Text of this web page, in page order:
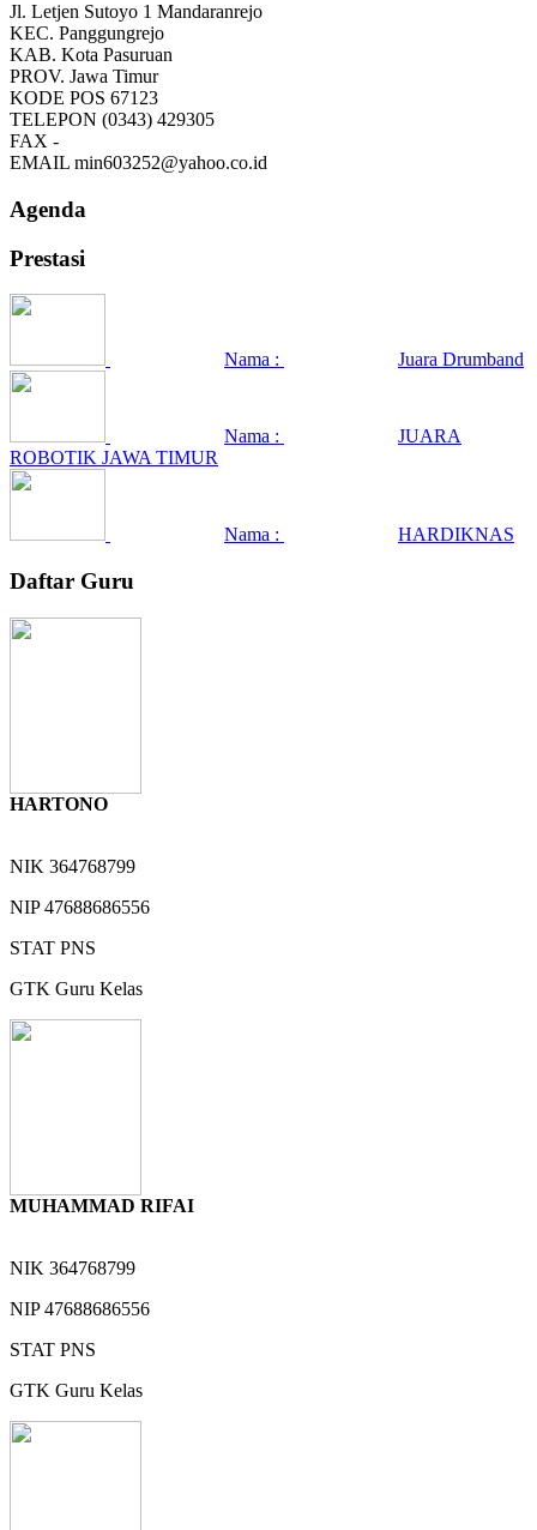
Jl. Letjen Sutoyo 1 Mandaranrejo
KEC. Panggungrejo
KAB. Kota Pasuruan
PROV. Jawa Timur
KODE POS 67123
TELEPON (0343) 429305
FAX -
EMAIL min603252@yahoo.co.id
Agenda
Prestasi
Nama : Juara Drumband
Nama :
JUARA
ROBOTIK JAWA TIMUR
Nama : HARDIKNAS
Daftar Guru
HARTONO
NIK 364768799
NIP47688686556
STAT PNS
GTK Guru Kelas
MUHAMMAD RIFAI
NIK 364768799
NIP47688686556
STAT PNS
GTK Guru Kelas